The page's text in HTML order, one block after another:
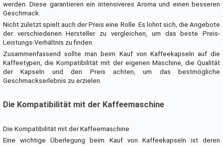
werden. Diese garantieren ein intensiveres Aroma und einen besseren
Geschmack.
Nicht zuletzt spielt auch der Preis eine Rolle. Es lohnt sich, die Angebote
der verschiedenen Hersteller zu vergleichen, um das beste Preis-
Leistungs-Verhältnis zu finden.
Zusammenfassend sollte man beim Kauf von Kaffeekapseln auf die
Kaffeetypen, die Kompatibilität mit der eigenen Maschine, die Qualität
der Kapseln und den Preis achten, um das bestmögliche
Geschmackserlebnis zu erzielen.
Die Kompatibilität mit der Kaffeemaschine
Die Kompatibilität mit der Kaffeemaschine
Eine wichtige Überlegung beim Kauf von Kaffeekapseln ist deren